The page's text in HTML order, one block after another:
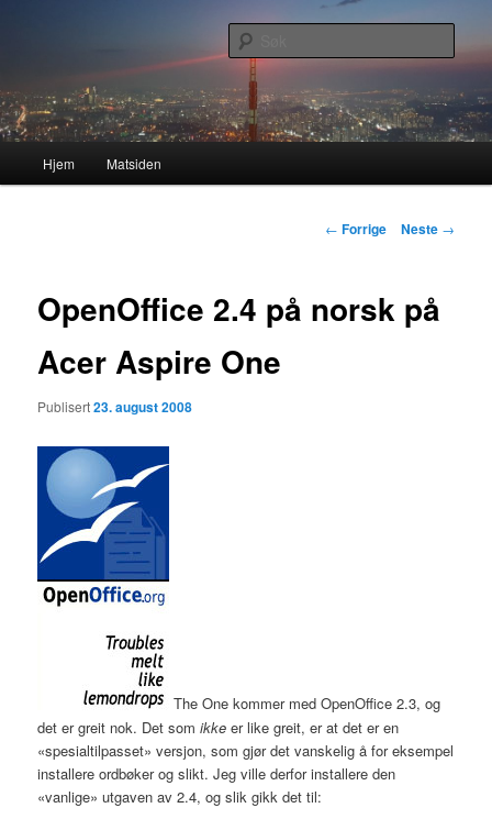
hovedinnholdet
Lasses hjemmeside
Hjem Matsiden
Innleggsnavigasjon
← Forrige Neste →
OpenOffice 2.4 på norsk på
Acer Aspire One
Publisert23. august 2008
The One kommer med OpenOffice 2.3, og
det er greit nok. Det somikke er like greit, er at det er en
«spesialtilpasset» versjon, som gjør det vanskelig å for eksempel
installere ordbøker og slikt. Jeg ville derfor installere den
«vanlige» utgaven av 2.4, og slik gikk det til: